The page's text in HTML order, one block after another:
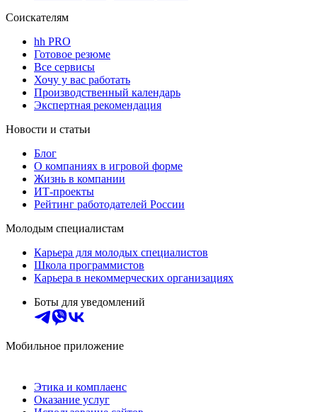
Соискателям
hh PRO
Готовое резюме
Все сервисы
Хочу у вас работать
Производственный календарь
Экспертная рекомендация
Новости и статьи
Блог
О компаниях в игровой форме
Жизнь в компании
ИТ-проекты
Рейтинг работодателей России
Молодым специалистам
Карьера для молодых специалистов
Школа программистов
Карьера в некоммерческих организациях
Боты для уведомлений
Мобильное приложение
Этика и комплаенс
Оказание услуг